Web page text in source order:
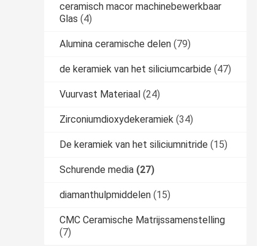
ceramisch macor machinebewerkbaar
Glas (4)
Alumina ceramische delen (79)
de keramiek van het siliciumcarbide (47)
Vuurvast Materiaal (24)
Zirconiumdioxydekeramiek (34)
De keramiek van het siliciumnitride (15)
Schurende media (27)
diamanthulpmiddelen (15)
CMC Ceramische Matrijssamenstelling
(7)